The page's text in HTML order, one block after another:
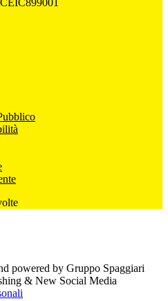
powered by Gruppo Spaggiari
& New Social Media